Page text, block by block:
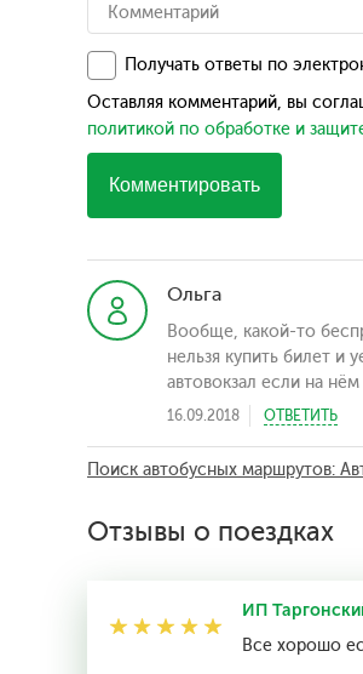
Получать ответы по
Оставляя комментарий, вы
политикой по обработке и
Комментировать
Ольга
Вообще, какой-то
нельзя купить билет и
автовокзал если на
16.09.2018 ОТВЕТИТЬ
Поиск автобусных маршрутов:
Отзывы о поездках
ИП
Все хорошо